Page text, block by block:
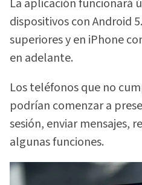
La aplicación funcionará
dispositivos con Android
superiores y en iPhone
en adelante.
Los teléfonos que no
podrían comenzar a
sesión, enviar mensajes,
algunas funciones.